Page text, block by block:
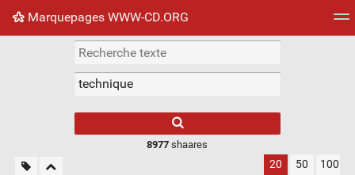
Marquepages WWW-CD.ORG
Nuage de tags Mur d'images
8977 shaares
20 50 100